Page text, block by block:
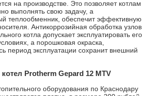
на производстве. Это позволяет котлам
выполнять свою задачу, а
теплообменник, обеспечит эффективную
Антикоррозийная обработка узлов
котла допускает эксплуатировать его
а порошковая окраска,
период эксплуатации сохранит внешний
Protherm Gepard 12 MTV
оборудования по Краснодару